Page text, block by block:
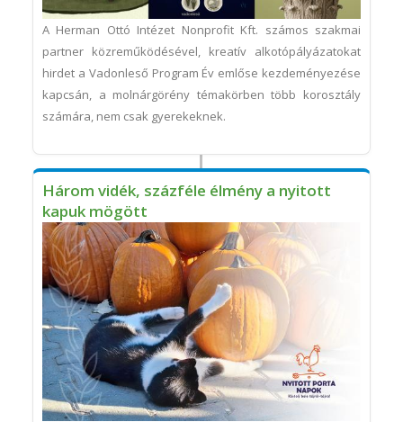
A Herman Ottó Intézet Nonprofit Kft. számos szakmai
partner közreműködésével, kreatív alkotópályázatokat
hirdet a Vadonleső Program Év emlőse kezdeményezése
kapcsán, a molnárgörény témakörben több korosztály
számára, nem csak gyerekeknek.
Három vidék, százféle élmény a nyitott
kapuk mögött